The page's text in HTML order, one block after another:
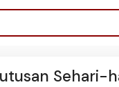
Sehari-